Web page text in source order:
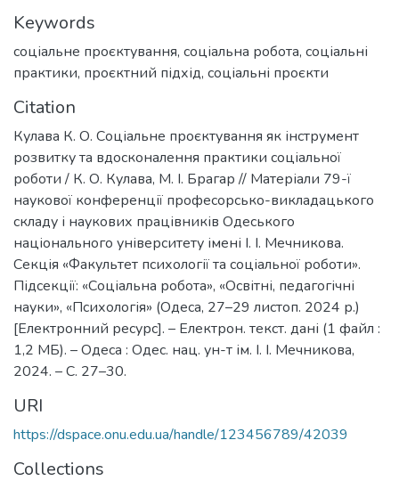
Keywords
соціальне проєктування, соціальна робота, соціальні
практики, проєктний підхід, соціальні проєкти
Citation
Кулава К. О. Соціальне проєктування як інструмент
розвитку та вдосконалення практики соціальної
роботи / К. О. Кулава, М. І. Брагар // Матеріали 79-ї
наукової конференції професорсько-викладацького
складу і наукових працівників Одеського
національного університету імені І. І. Мечникова.
Секція «Факультет психології та соціальної роботи».
Підсекції: «Соціальна робота», «Освітні, педагогічні
науки», «Психологія» (Одеса, 27–29 листоп. 2024 р.)
[Електронний ресурс]. – Електрон. текст. дані (1 файл :
1,2 МБ). – Одеса : Одес. нац. ун-т ім. І. І. Мечникова,
2024. – С. 27–30.
URI
https://dspace.onu.edu.ua/handle/123456789/42039
Collections